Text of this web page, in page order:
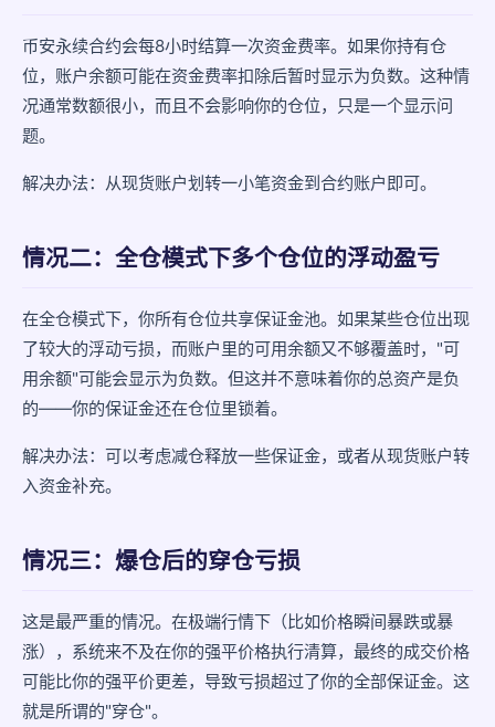
币安永续合约会每8小时结算一次资金费率。如果你持有仓
位，账户余额可能在资金费率扣除后暂时显示为负数。这种情
况通常数额很小，而且不会影响你的仓位，只是一个显示问
题。
解决办法：从现货账户划转一小笔资金到合约账户即可。
情况二：全仓模式下多个仓位的浮动盈亏
在全仓模式下，你所有仓位共享保证金池。如果某些仓位出现
了较大的浮动亏损，而账户里的可用余额又不够覆盖时，"可
用余额"可能会显示为负数。但这并不意味着你的总资产是负
的——你的保证金还在仓位里锁着。
解决办法：可以考虑减仓释放一些保证金，或者从现货账户转
入资金补充。
情况三：爆仓后的穿仓亏损
这是最严重的情况。在极端行情下（比如价格瞬间暴跌或暴
涨），系统来不及在你的强平价格执行清算，最终的成交价格
可能比你的强平价更差，导致亏损超过了你的全部保证金。这
就是所谓的"穿仓"。